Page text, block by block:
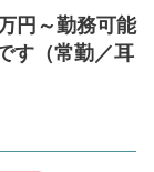
円～勤務可能
す（常勤／耳